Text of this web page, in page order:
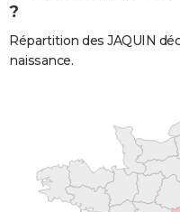
?
Répartition des JAQUIN
naissance.